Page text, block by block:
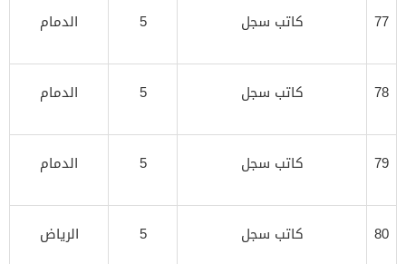
77 كاتب سجل 5 الدمام
78 كاتب سجل 5 الدمام
79 كاتب سجل 5 الدمام
80 كاتب سجل 5 الرياض